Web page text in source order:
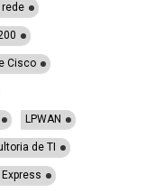
Cisco
LPWAN
de TI